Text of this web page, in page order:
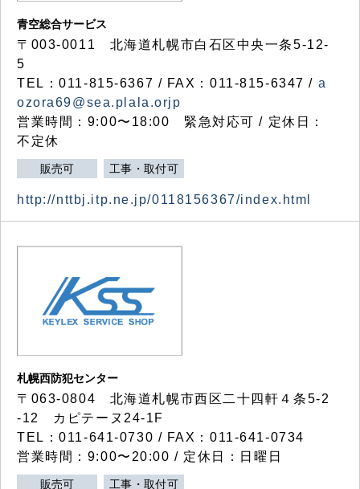
青空総合サービス
〒003-0011 北海道札幌市白石区中央一条5-12-
5
TEL：011-815-6367 / FAX：011-815-6347 / a
ozora69@sea.plala.orjp
営業時間：9:00〜18:00 緊急対応可 / 定休日：
不定休
販売可 工事・取付可
http://nttbj.itp.ne.jp/0118156367/index.html
札幌西防犯センター
〒063-0804 北海道札幌市西区二十四軒４条5-2
-12 カピテーヌ24-1F
TEL：011-641-0730 / FAX：011-641-0734
営業時間：9:00〜20:00 / 定休日：日曜日
販売可 工事・取付可